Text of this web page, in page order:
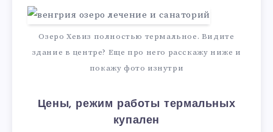
Озеро Хевиз полностью термальное. Видите
здание в центре? Еще про него расскажу ниже и
покажу фото изнутри
Цены, режим работы термальных
купален